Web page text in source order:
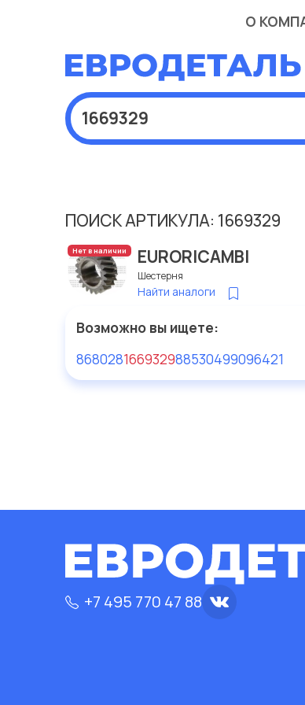
О
ПОИСК АРТИКУЛА: 1669329
Нет в наличии EURORICAMBI
Шестерня
Найти аналоги
Возможно вы ищете:
868028166932988530499096421
+7 495 770 47 88